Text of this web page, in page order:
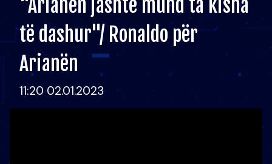
"Arianën jashtë mund ta kisha
të dashur"/ Ronaldo për
Arianën
11:20 02.01.2023